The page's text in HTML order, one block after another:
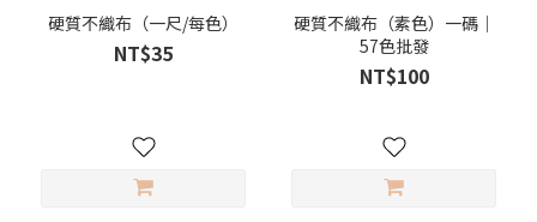
硬質不織布（一尺/每色）
NT$35
硬質不織布（素色）一碼｜
57色批發
NT$100